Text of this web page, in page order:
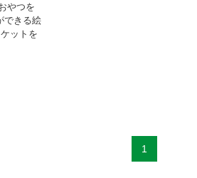
やつを
できる絵
ットを
1